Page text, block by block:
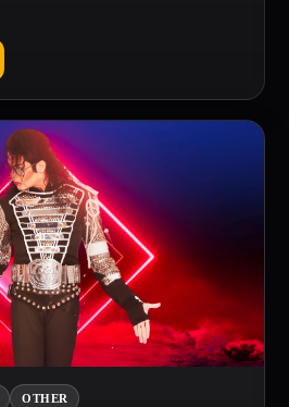
OTHER